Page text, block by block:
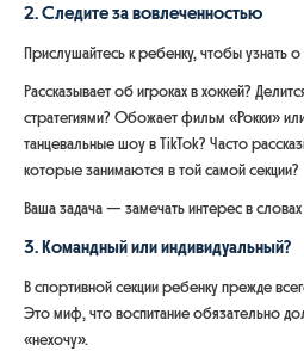
2. Следите за вовлеченностью
Прислушайтесь к ребенку, чтобы узнать
Рассказывает об игроках в хоккей?
стратегиями? Обожает фильм «Рокки»
танцевальные шоу в TikTok? Часто
которые занимаются в той самой секции?
Ваша задача — замечать интерес в словах
3. Командный или индивидуальный?
В спортивной секции ребенку прежде
Это миф, что воспитание обязательно
«нехочу».